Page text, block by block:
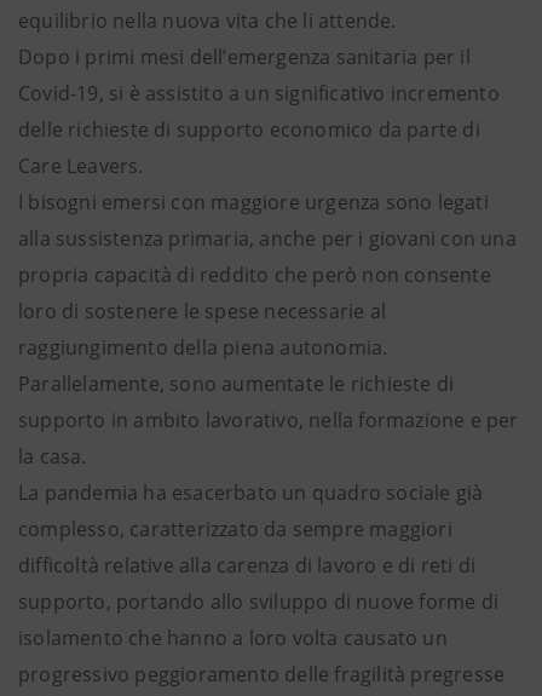
equilibrio nella nuova vita che li attende.
Dopo i primi mesi dell’emergenza sanitaria per il
Covid-19, si è assistito a un significativo incremento
delle richieste di supporto economico da parte di
Care Leavers.
I bisogni emersi con maggiore urgenza sono legati
alla sussistenza primaria, anche per i giovani con una
propria capacità di reddito che però non consente
loro di sostenere le spese necessarie al
raggiungimento della piena autonomia.
Parallelamente, sono aumentate le richieste di
supporto in ambito lavorativo, nella formazione e per
la casa.
La pandemia ha esacerbato un quadro sociale già
complesso, caratterizzato da sempre maggiori
difficoltà relative alla carenza di lavoro e di reti di
supporto, portando allo sviluppo di nuove forme di
isolamento che hanno a loro volta causato un
progressivo peggioramento delle fragilità pregresse